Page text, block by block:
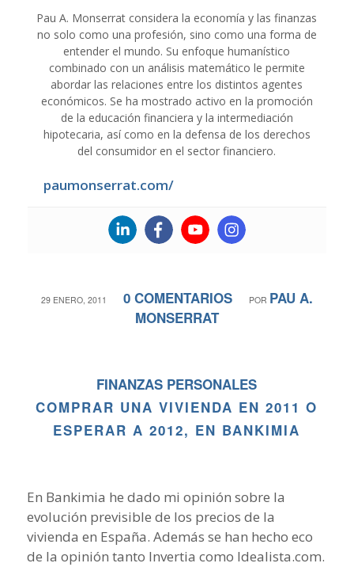
Pau A. Monserrat considera la economía y las finanzas
no solo como una profesión, sino como una forma de
entender el mundo. Su enfoque humanístico
combinado con un análisis matemático le permite
abordar las relaciones entre los distintos agentes
económicos. Se ha mostrado activo en la promoción
de la educación financiera y la intermediación
hipotecaria, así como en la defensa de los derechos
del consumidor en el sector financiero.
paumonserrat.com/
29 ENERO, 2011
/ 0 COMENTARIOS
/ POR PAU A.
MONSERRAT
FINANZAS PERSONALES
COMPRAR UNA VIVIENDA EN 2011 O
ESPERAR A 2012, EN BANKIMIA
En Bankimia he dado mi opinión sobre la
evolución previsible de los precios de la
vivienda en España. Además se han hecho eco
de la opinión tanto Invertia como Idealista.com.